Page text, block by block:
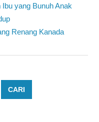
yang Bunuh Anak
Renang Kanada
CARI